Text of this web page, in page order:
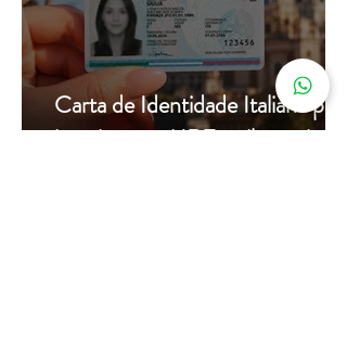
Carta de Identidade Italiana para
inscritos no AIRE: saiba mais